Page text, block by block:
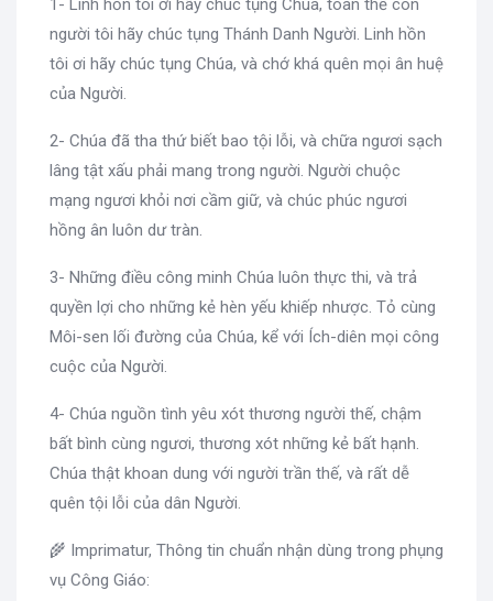
1- Linh hồn tôi ơi hãy chúc tụng Chúa, toàn thể con
người tôi hãy chúc tụng Thánh Danh Người. Linh hồn
tôi ơi hãy chúc tụng Chúa, và chớ khá quên mọi ân huệ
của Người.
2- Chúa đã tha thứ biết bao tội lỗi, và chữa ngươi sạch
lâng tật xấu phải mang trong người. Người chuộc
mạng ngươi khỏi nơi cầm giữ, và chúc phúc ngươi
hồng ân luôn dư tràn.
3- Những điều công minh Chúa luôn thực thi, và trả
quyền lợi cho những kẻ hèn yếu khiếp nhược. Tỏ cùng
Môi-sen lối đường của Chúa, kể với Ích-diên mọi công
cuộc của Người.
4- Chúa nguồn tình yêu xót thương người thế, chậm
bất bình cùng ngươi, thương xót những kẻ bất hạnh.
Chúa thật khoan dung với người trần thế, và rất dễ
quên tội lỗi của dân Người.
🌾 Imprimatur, Thông tin chuẩn nhận dùng trong phụng
vụ Công Giáo: